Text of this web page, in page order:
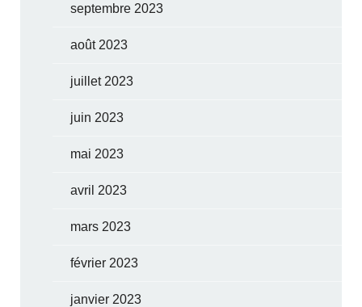
septembre 2023
août 2023
juillet 2023
juin 2023
mai 2023
avril 2023
mars 2023
février 2023
janvier 2023